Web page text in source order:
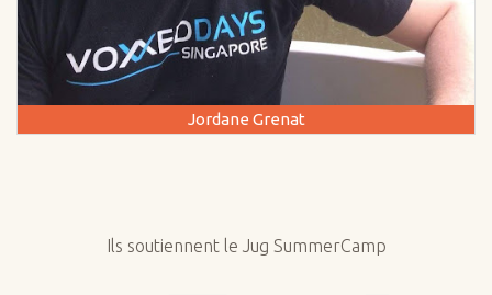
Jordane Grenat
Ils soutiennent le Jug SummerCamp